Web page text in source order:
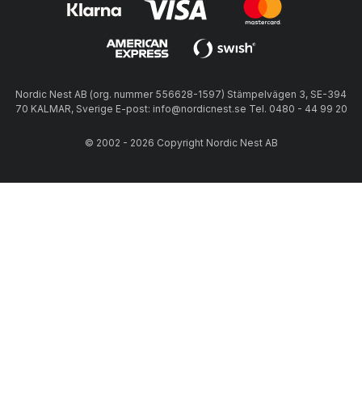
Nordic Nest AB (org. nummer 556628-1597) Stämpelvägen 3, SE-394
70 KALMAR, Sverige E-post: info@nordicnest.se Tel. 0480 - 44 99 20
© 2002 - 2026 Copyright Nordic Nest AB